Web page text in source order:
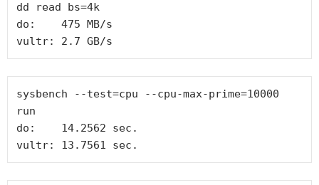
dd read bs=4k
do:    475 MB/s
vultr: 2.7 GB/s
sysbench --test=cpu --cpu-max-prime=10000
run
do:    14.2562 sec.
vultr: 13.7561 sec.